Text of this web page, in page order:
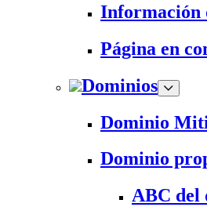
Información
Página en
Dominios
Dominio
Dominio
ABC del